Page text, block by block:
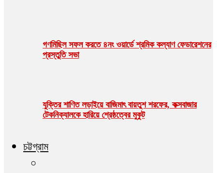
গণমিছিল সফল করতে ৪নং ওয়ার্ডে শ্রমিক কল্যাণ ফেডারেশনের
প্রস্তুতি সভা
যুক্তির শাণিত লড়াইয়ে বাজিমাৎ বায়তুশ শরফের, কক্সবাজার
টেকনিক্যালকে হারিয়ে শ্রেষ্ঠত্বের মুকুট
চট্টগ্রাম